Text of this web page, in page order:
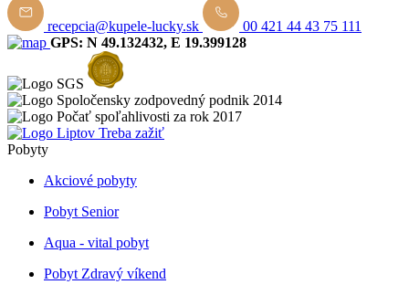
recepcia@kupele-lucky.sk
00 421 44 43 75 111
GPS: N 49.132432, E 19.399128
Pobyty
Akciové pobyty
Pobyt Senior
Aqua - vital pobyt
Pobyt Zdravý víkend